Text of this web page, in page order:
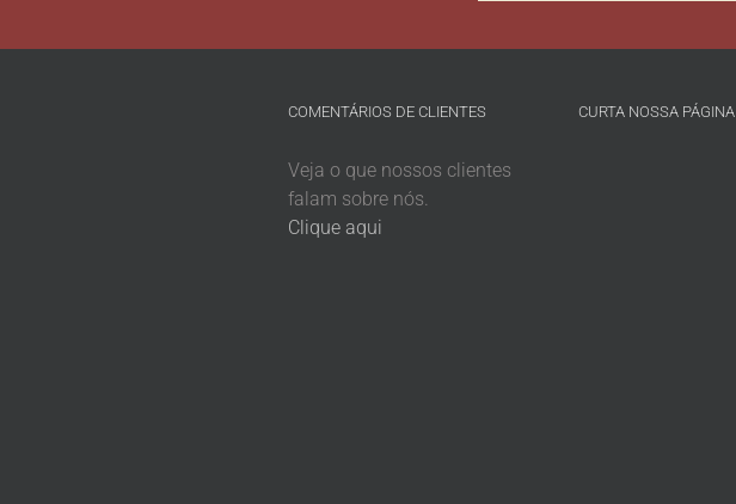
COMENTÁRIOS DE CLIENTES
Veja o que nossos clientes
falam sobre nós.
Clique aqui
CURTA NOSSA PÁGINA